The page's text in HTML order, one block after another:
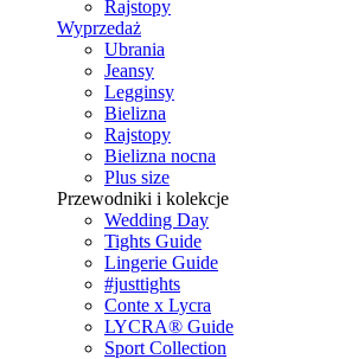
Rajstopy
Wyprzedaż
Ubrania
Jeansy
Legginsy
Bielizna
Rajstopy
Bielizna nocna
Plus size
Przewodniki i kolekcje
Wedding Day
Tights Guide
Lingerie Guide
#justtights
Conte x Lycra
LYCRA® Guide
Sport Сollection